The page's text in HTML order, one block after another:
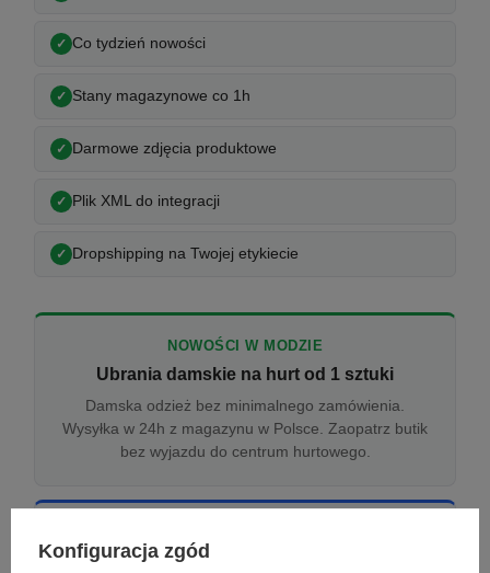
Co tydzień nowości
Stany magazynowe co 1h
Darmowe zdjęcia produktowe
Plik XML do integracji
Dropshipping na Twojej etykiecie
NOWOŚCI W MODZIE
Ubrania damskie na hurt od 1 sztuki
Damska odzież bez minimalnego zamówienia.
Wysyłka w 24h z magazynu w Polsce. Zaopatrz butik
bez wyjazdu do centrum hurtowego.
Odzież damska hurtowo online
Konfiguracja zgód